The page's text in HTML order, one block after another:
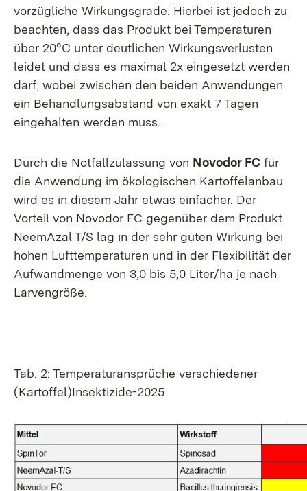
vorzügliche Wirkungsgrade. Hierbei ist jedoch zu
beachten, dass das Produkt bei Temperaturen
über 20°C unter deutlichen Wirkungsverlusten
leidet und dass es maximal 2x eingesetzt werden
darf, wobei zwischen den beiden Anwendungen
ein Behandlungsabstand von exakt 7 Tagen
eingehalten werden muss.
Durch die Notfallzulassung von Novodor FC für
die Anwendung im ökologischen Kartoffelanbau
wird es in diesem Jahr etwas einfacher. Der
Vorteil von Novodor FC gegenüber dem Produkt
NeemAzal T/S lag in der sehr guten Wirkung bei
hohen Lufttemperaturen und in der Flexibilität der
Aufwandmenge von 3,0 bis 5,0 Liter/ha je nach
Larvengröße.
Tab. 2: Temperaturansprüche verschiedener
(Kartoffel)Insektizide-2025